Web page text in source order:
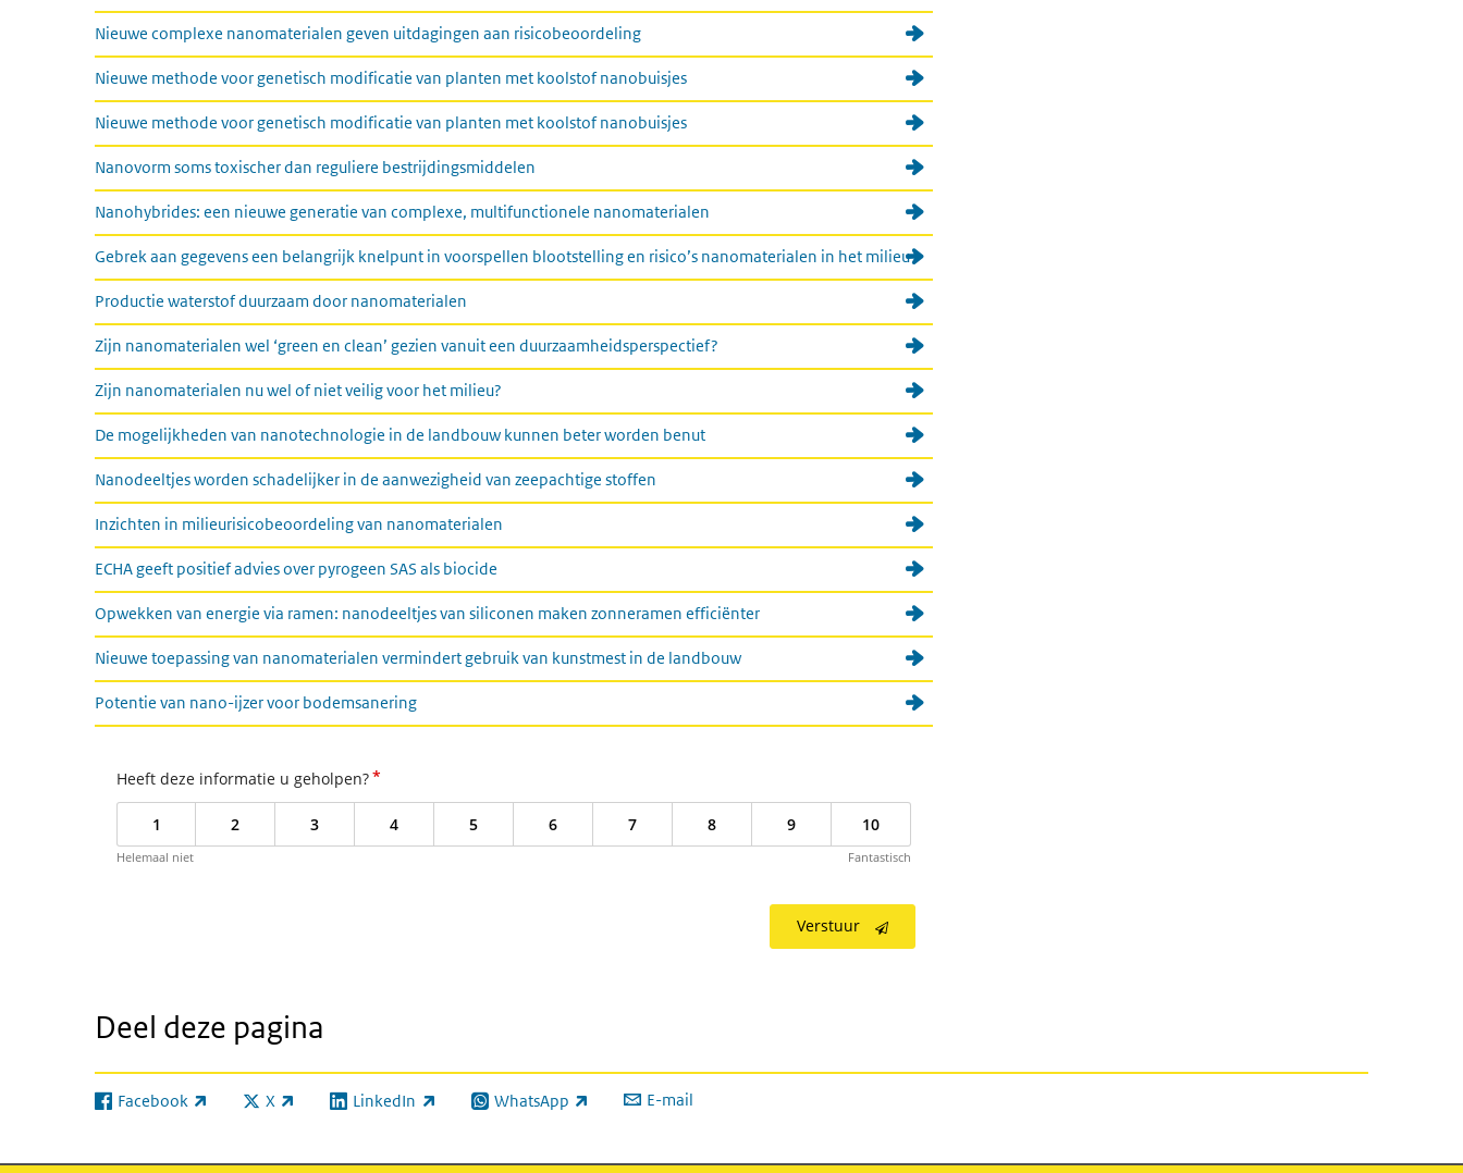
Nieuwe complexe nanomaterialen geven uitdagingen aan risicobeoordeling
Nieuwe methode voor genetisch modificatie van planten met koolstof nanobuisjes
Nieuwe methode voor genetisch modificatie van planten met koolstof nanobuisjes
Nanovorm soms toxischer dan reguliere bestrijdingsmiddelen
Nanohybrides: een nieuwe generatie van complexe, multifunctionele nanomaterialen
Gebrek aan gegevens een belangrijk knelpunt in voorspellen blootstelling en risico’s nanomaterialen in het milieu
Productie waterstof duurzaam door nanomaterialen
Zijn nanomaterialen wel ‘green en clean’ gezien vanuit een duurzaamheidsperspectief?
Zijn nanomaterialen nu wel of niet veilig voor het milieu?
De mogelijkheden van nanotechnologie in de landbouw kunnen beter worden benut
Nanodeeltjes worden schadelijker in de aanwezigheid van zeepachtige stoffen
Inzichten in milieurisicobeoordeling van nanomaterialen
ECHA geeft positief advies over pyrogeen SAS als biocide
Opwekken van energie via ramen: nanodeeltjes van siliconen maken zonneramen efficiënter
Nieuwe toepassing van nanomaterialen vermindert gebruik van kunstmest in de landbouw
Potentie van nano-ijzer voor bodemsanering
Heeft deze informatie u geholpen?*
1 2 3 4 5 6 7 8 9 10
Helemaal niet Fantastisch
Verstuur
Deel deze pagina
Facebook
(externe link) X
(externe link) LinkedIn
(externe link) WhatsApp
(externe link) E-mail